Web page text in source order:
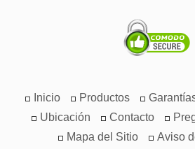
Inicio Productos
Ubicación
Contacto
Mapa del Sitio
Aviso